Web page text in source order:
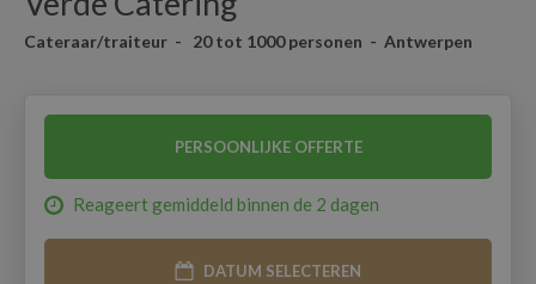
Cateraar/traiteur - 20 tot 1000 personen - Antwerpen
PERSOONLIJKE OFFERTE
Reageert gemiddeld binnen de 2 dagen
DATUM SELECTEREN